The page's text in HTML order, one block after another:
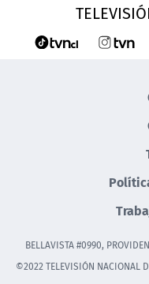
BELLAVISTA #0990,
©2022 TELEVISIÓN NACIONAL